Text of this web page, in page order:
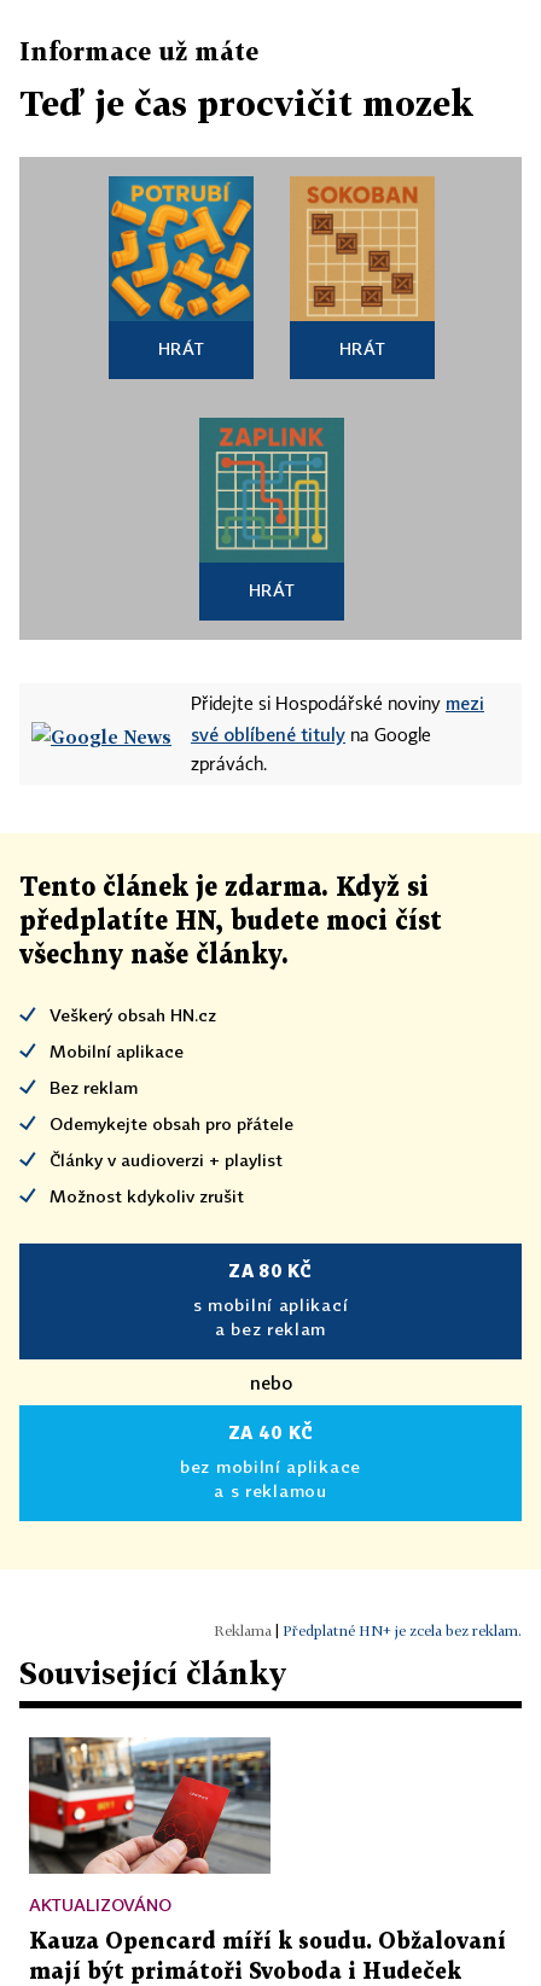
Informace už máte
Teď je čas procvičit mozek
HRÁT HRÁT
HRÁT
Přidejte si Hospodářské noviny mezi
své oblíbené tituly na Google
zprávách.
Tento článek je zdarma. Když si
předplatíte HN, budete moci číst
všechny naše články.
Veškerý obsah HN.cz
Mobilní aplikace
Bez reklam
Odemykejte obsah pro přátele
Články v audioverzi + playlist
Možnost kdykoliv zrušit
ZA 80 KČ
s mobilní aplikací
a bez reklam
nebo
ZA 40 KČ
bez mobilní aplikace
a s reklamou
Předplatné HN+ je zcela bez reklam.
Související články
AKTUALIZOVÁNO
Kauza Opencard míří k soudu. Obžalovaní
mají být primátoři Svoboda i Hudeček